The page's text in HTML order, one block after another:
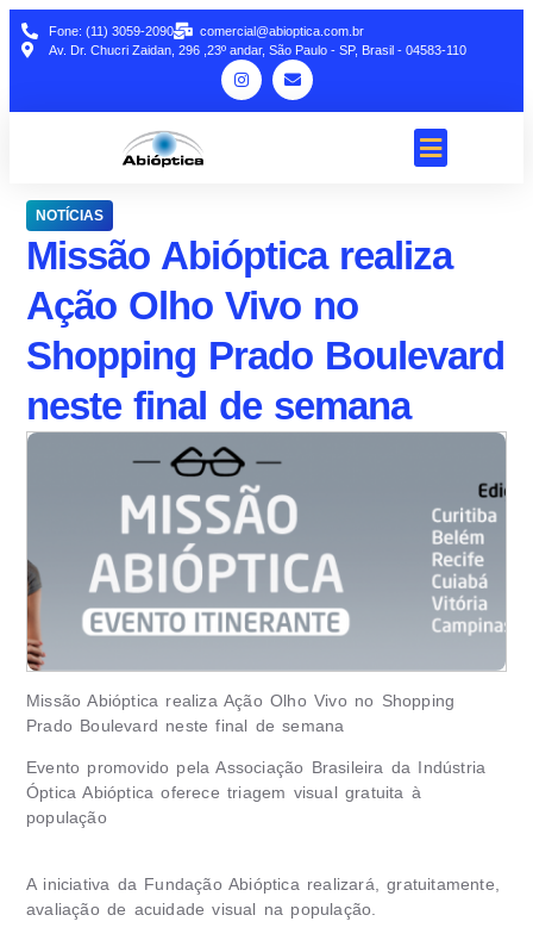
Fone: (11) 3059-2090
comercial@abioptica.com.br
Av. Dr. Chucri Zaidan, 296 ,23º andar, São Paulo - SP, Brasil - 04583-110
NOTÍCIAS
Missão Abióptica realiza
Ação Olho Vivo no
Shopping Prado Boulevard
neste final de semana
Missão Abióptica realiza Ação Olho Vivo no Shopping
Prado Boulevard neste final de semana
Evento promovido pela Associação Brasileira da Indústria
Óptica Abióptica oferece triagem visual gratuita à
população
A iniciativa da Fundação Abióptica realizará, gratuitamente,
avaliação de acuidade visual na população.